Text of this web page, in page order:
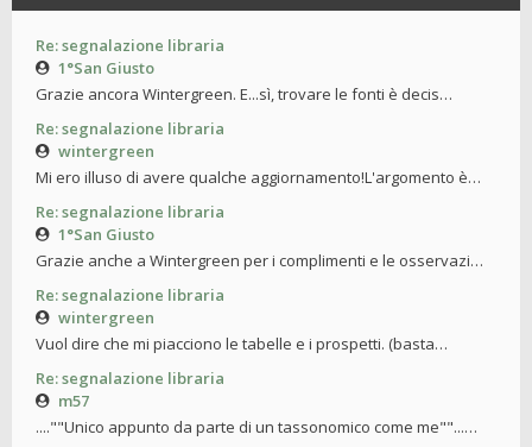
Re: segnalazione libraria
1°San Giusto
Grazie ancora Wintergreen. E...sì, trovare le fonti è decis…
Re: segnalazione libraria
wintergreen
Mi ero illuso di avere qualche aggiornamento!L'argomento è…
Re: segnalazione libraria
1°San Giusto
Grazie anche a Wintergreen per i complimenti e le osservazi…
Re: segnalazione libraria
wintergreen
Vuol dire che mi piacciono le tabelle e i prospetti. (basta…
Re: segnalazione libraria
m57
....""Unico appunto da parte di un tassonomico come me""...…